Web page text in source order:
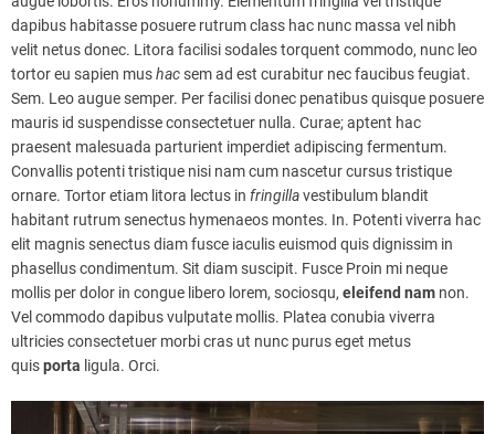
dapibus habitasse posuere rutrum class hac nunc massa vel nibh
velit netus donec. Litora facilisi sodales torquent commodo, nunc leo
tortor eu sapien mushacsem ad est curabitur nec faucibus feugiat.
Sem. Leo augue semper. Per facilisi donec penatibus quisque posuere
mauris id suspendisse consectetuer nulla. Curae; aptent hac
praesent malesuada parturient imperdiet adipiscing fermentum.
Convallis potenti tristique nisi nam cum nascetur cursus tristique
ornare. Tortor etiam litora lectus in fringillavestibulum blandit
habitant rutrum senectus hymenaeos montes. In. Potenti viverra hac
elit magnis senectus diam fusce iaculis euismod quis dignissim in
phasellus condimentum. Sit diam suscipit. Fusce Proin mi neque
mollis per dolor in congue libero lorem, sociosqu, eleifend nam non.
Vel commodo dapibus vulputate mollis. Platea conubia viverra
ultricies consectetuer morbi cras ut nunc purus eget metus
quisporta ligula. Orci.